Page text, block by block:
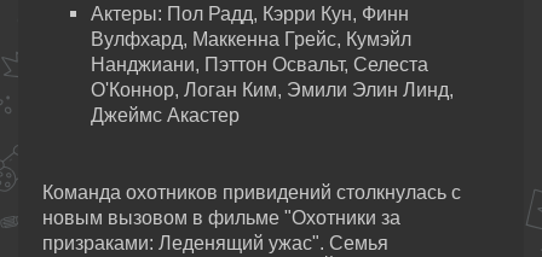
Актеры: Пол Радд, Кэрри Кун, Финн
Вулфхард, Маккенна Грейс, Кумэйл
Нанджиани, Пэттон Освальт, Селеста
О'Коннор, Логан Ким, Эмили Элин Линд,
Джеймс Акастер
Команда охотников привидений столкнулась с
новым вызовом в фильме "Охотники за
призраками: Леденящий ужас". Семья